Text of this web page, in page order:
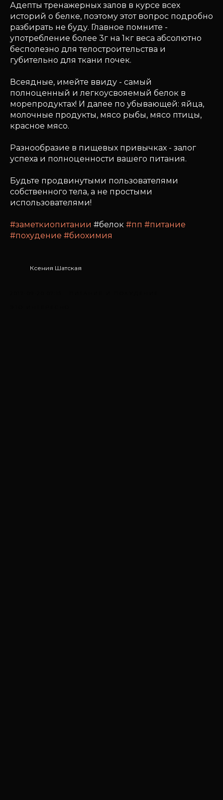
Адепты тренажерных залов в курсе всех
историй о белке, поэтому этот вопрос подробно
разбирать не буду. Главное помните -
употребление более 3г на 1кг веса абсолютно
бесполезно для телостроительства и
губительно для ткани почек.
Всеядные, имейте ввиду - самый
полноценный и легкоусвояемый белок в
морепродуктах! И далее по убывающей: яйца,
молочные продукты, мясо рыбы, мясо птицы,
красное мясо.
Разнообразие в пищевых привычках - залог
успеха и полноценности вашего питания.
Будьте продвинутыми пользователями
собственного тела, а не простыми
использователями!
#заметкиопитании #белок #пп #питание
#похудение #биохимия
Ксения Шатская